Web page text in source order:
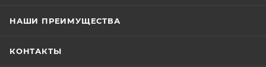
НАШИ ПРЕИМУЩЕСТВА
КОНТАКТЫ